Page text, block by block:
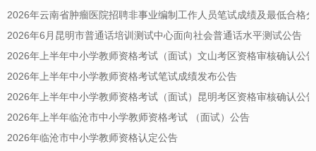
2026年云南省肿瘤医院招聘非事业编制工作人员笔试成绩及最低合格
2026年6月昆明市普通话培训测试中心面向社会普通话水平测试公告
2026年上半年中小学教师资格考试（面试）文山考区资格审核确认公告
2026年上半年中小学教师资格考试笔试成绩发布公告
2026年上半年中小学教师资格考试（面试）昆明考区资格审核确认公告
2026年上半年临沧市中小学教师资格考试 （面试）公告
2026年临沧市中小学教师资格认定公告